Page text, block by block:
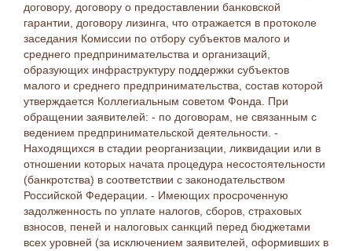
договору, договору о предоставлении банковской
гарантии, договору лизинга, что отражается в протоколе
заседания Комиссии по отбору субъектов малого и
среднего предпринимательства и организаций,
образующих инфраструктуру поддержки субъектов
малого и среднего предпринимательства, состав которой
утверждается Коллегиальным советом Фонда. При
обращении заявителей: - по договорам, не связанным с
ведением предпринимательской деятельности. -
Находящихся в стадии реорганизации, ликвидации или в
отношении которых начата процедура несостоятельности
(банкротства) в соответствии с законодательством
Российской Федерации. - Имеющих просроченную
задолженность по уплате налогов, сборов, страховых
взносов, пеней и налоговых санкций перед бюджетами
всех уровней (за исключением заявителей, оформивших в